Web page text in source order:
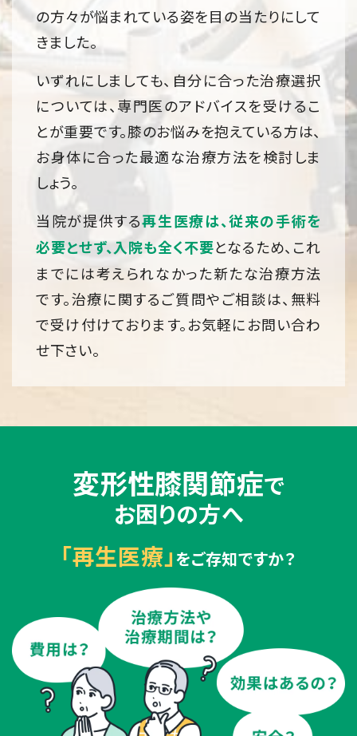
の方々が悩まれている姿を目の当たりにして
きました。
いずれにしましても、自分に合った治療選択
については、専門医のアドバイスを受けるこ
とが重要です。膝のお悩みを抱えている方は、
お身体に合った最適な治療方法を検討しま
しょう。
当院が提供する再生医療は、従来の手術を
必要とせず、入院も全く不要となるため、これ
までには考えられなかった新たな治療方法
です。治療に関するご質問やご相談は、無料
で受け付けております。お気軽にお問い合わ
せ下さい。
変形性膝関節症で
お困りの方へ
「再生医療」をご存知ですか？